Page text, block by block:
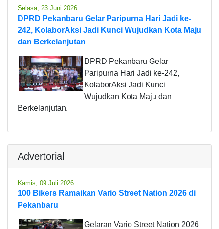
Selasa, 23 Juni 2026
DPRD Pekanbaru Gelar Paripurna Hari Jadi ke-
242, KolaborAksi Jadi Kunci Wujudkan Kota Maju
dan Berkelanjutan
DPRD Pekanbaru Gelar
Paripurna Hari Jadi ke-242,
KolaborAksi Jadi Kunci
Wujudkan Kota Maju dan
Berkelanjutan.
Advertorial
Kamis, 09 Juli 2026
100 Bikers Ramaikan Vario Street Nation 2026 di
Pekanbaru
Gelaran Vario Street Nation 2026